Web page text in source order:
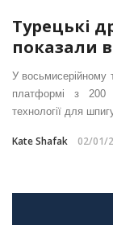
Турецькі
показали
У восьмисерійному
платформі з 200
технології для
Kate Shafak 02/01/